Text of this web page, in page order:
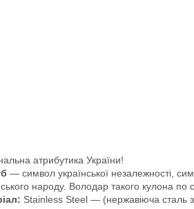
атрибутика України!
― символ української незалежності,
народу. Володар такого кулона по
Stainless Steel ― (нержавіюча сталь з